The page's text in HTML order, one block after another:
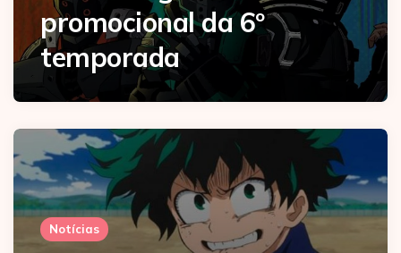
promocional da 6º
temporada
Notícias